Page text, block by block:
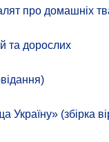
про домашніх
та дорослих
Україну» (збірка